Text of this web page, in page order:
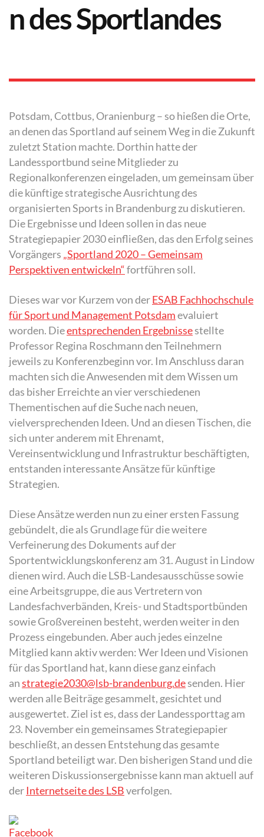
n des Sportlandes
Potsdam, Cottbus, Oranienburg – so hießen die Orte,
an denen das Sportland auf seinem Weg in die Zukunft
zuletzt Station machte. Dorthin hatte der
Landessportbund seine Mitglieder zu
Regionalkonferenzen eingeladen, um gemeinsam über
die künftige strategische Ausrichtung des
organisierten Sports in Brandenburg zu diskutieren.
Die Ergebnisse und Ideen sollen in das neue
Strategiepapier 2030 einfließen, das den Erfolg seines
Vorgängers „Sportland 2020 – Gemeinsam
Perspektiven entwickeln“fortführen soll.
Dieses war vor Kurzem von derESAB Fachhochschule
für Sport und Management Potsdamevaluiert
worden. Dieentsprechenden Ergebnissestellte
Professor Regina Roschmann den Teilnehmern
jeweils zu Konferenzbeginn vor. Im Anschluss daran
machten sich die Anwesenden mit dem Wissen um
das bisher Erreichte an vier verschiedenen
Thementischen auf die Suche nach neuen,
vielversprechenden Ideen. Und an diesen Tischen, die
sich unter anderem mit Ehrenamt,
Vereinsentwicklung und Infrastruktur beschäftigten,
entstanden interessante Ansätze für künftige
Strategien.
Diese Ansätze werden nun zu einer ersten Fassung
gebündelt, die als Grundlage für die weitere
Verfeinerung des Dokuments auf der
Sportentwicklungskonferenz am 31. August in Lindow
dienen wird. Auch die LSB-Landesausschüsse sowie
eine Arbeitsgruppe, die aus Vertretern von
Landesfachverbänden, Kreis- und Stadtsportbünden
sowie Großvereinen besteht, werden weiter in den
Prozess eingebunden. Aber auch jedes einzelne
Mitglied kann aktiv werden: Wer Ideen und Visionen
für das Sportland hat, kann diese ganz einfach
anstrategie2030@lsb-brandenburg.desenden. Hier
werden alle Beiträge gesammelt, gesichtet und
ausgewertet. Ziel ist es, dass der Landessporttag am
23. November ein gemeinsames Strategiepapier
beschließt, an dessen Entstehung das gesamte
Sportland beteiligt war. Den bisherigen Stand und die
weiteren Diskussionsergebnisse kann man aktuell auf
der Internetseite des LSBverfolgen.